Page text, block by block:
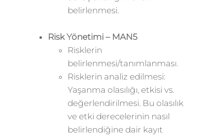
belirlenmesi.
Risk Yönetimi – MAN5
Risklerin
belirlenmesi/tanımlanması.
Risklerin analiz edilmesi:
Yaşanma olasılığı, etkisi vs.
değerlendirilmesi. Bu olasılık
ve etki derecelerinin nasıl
belirlendiğine dair kayıt